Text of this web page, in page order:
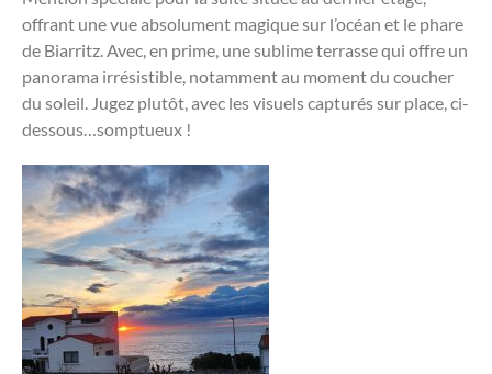
offrant une vue absolument magique sur l’océan et le phare
de Biarritz. Avec, en prime, une sublime terrasse qui offre un
panorama irrésistible, notamment au moment du coucher
du soleil. Jugez plutôt, avec les visuels capturés sur place, ci-
dessous…somptueux !